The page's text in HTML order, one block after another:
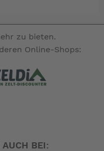
zu bieten.
Online-Shops:
AUCH BEI: